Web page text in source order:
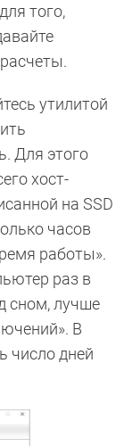
того,
утилитой
Для этого
хост-
на SSD
часов
работы».
раз в
сном, лучше
В
число дней